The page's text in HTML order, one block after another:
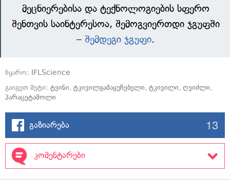
მეცნიერებისა და ტექნოლოგიების სფერო
შენთვის საინტერესოა, შემოგვიერთდი ჯგუფში
– შემდეგი ჯგუფი.
წყარო: IFLScience
გაიგეთ მეტი: ტვინი, ტკივილგამაყუჩებელი, ტკივილი, ღვიძლი,
პარაცეტამოლი
გაზიარება 13
კომენტარები